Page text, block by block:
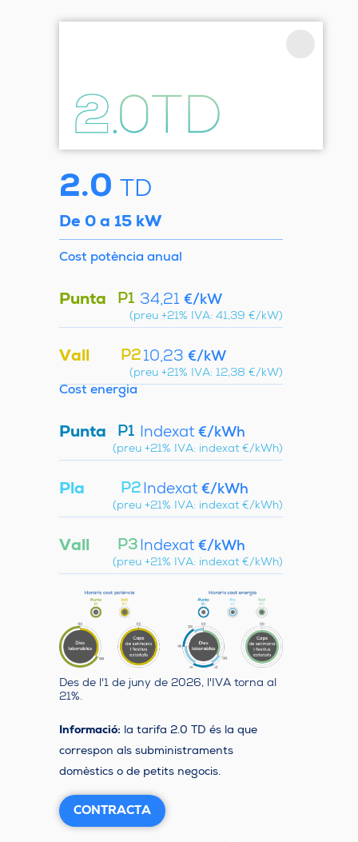
2.0 TD
De 0 a 15 kW
Cost potència anual
Punta P1 34,21 €/kW
(preu +21% IVA: 41,39 €/kW)
Vall P2 10,23 €/kW
(preu +21% IVA: 12,38 €/kW)
Cost energia
Punta P1 Indexat €/kWh
(preu +21% IVA: indexat €/kWh)
Pla P2 Indexat €/kWh
(preu +21% IVA: indexat €/kWh)
Vall P3 Indexat €/kWh
(preu +21% IVA: indexat €/kWh)
Des de l'1 de juny de 2026, l'IVA torna al
21%.
Informació: la tarifa 2.0 TD és la que
correspon als subministraments
domèstics o de petits negocis.
CONTRACTA